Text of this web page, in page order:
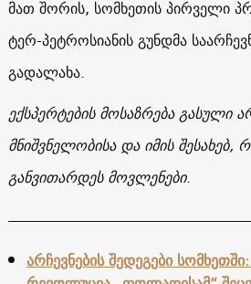
მათ შორის, სომხეთის პირველი
ტერ-პეტროსიანის გუნდმა
გადალახა.
ექსპერტების მოსაზრება გასული
მნიშვნელობისა და იმის
განვითარდეს მოვლენები.
არჩევნების შედეგები